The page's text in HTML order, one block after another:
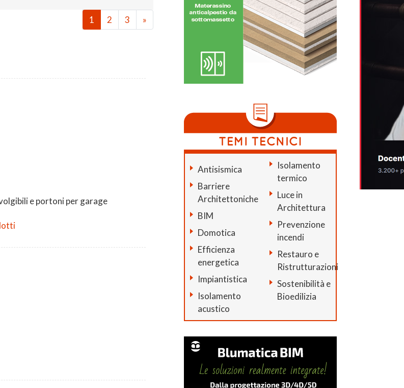
1 2 3 »
e portoni per garage
Antisismica
Barriere
Architettoniche
BIM
Domotica
Efficienza
energetica
Impiantistica
Isolamento
acustico
Isolamento
termico
Luce in
Architettura
Prevenzione
incendi
Restauro e
Ristrutturazioni
Sostenibilità e
Bioedilizia